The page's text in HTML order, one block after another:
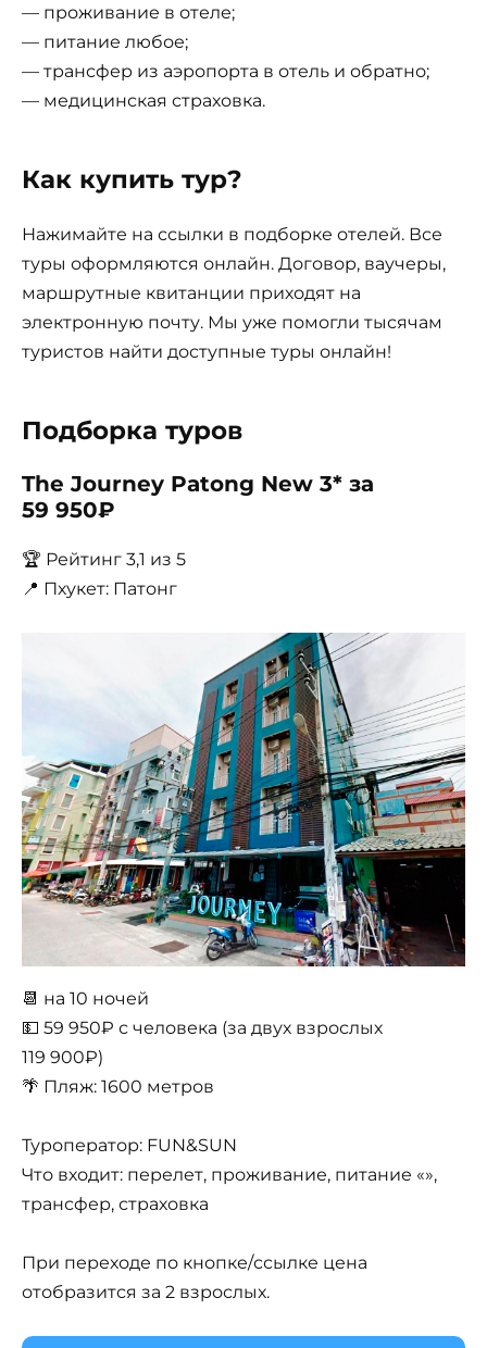
— проживание в отеле;
— питание любое;
— трансфер из аэропорта в отель и обратно;
— медицинская страховка.
Как купить тур?
Нажимайте на ссылки в подборке отелей. Все
туры оформляются онлайн. Договор, ваучеры,
маршрутные квитанции приходят на
электронную почту. Мы уже помогли тысячам
туристов найти доступные туры онлайн!
Подборка туров
The Journey Patong New 3* за
59 950₽
🏆 Рейтинг 3,1 из 5
📍 Пхукет: Патонг
📆 на 10 ночей
💵 59 950₽ с человека (за двух взрослых
119 900₽)
🌴 Пляж: 1600 метров
Туроператор: FUN&SUN
Что входит: перелет, проживание, питание «»,
трансфер, страховка
При переходе по кнопке/ссылке цена
отобразится за 2 взрослых.